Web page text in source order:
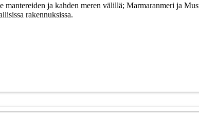
mantereiden ja kahden meren välillä; Marmaranmeri ja
rakennuksissa.